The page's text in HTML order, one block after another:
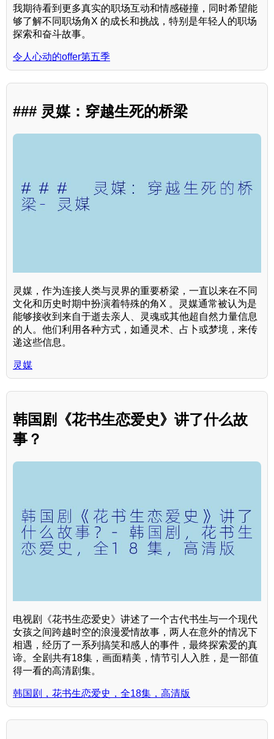
我期待看到更多真实的职场互动和情感碰撞，同时希望能
够了解不同职场角X 的成长和挑战，特别是年轻人的职场
探索和奋斗故事。
令人心动的offer第五季
### 灵媒：穿越生死的桥梁
灵媒，作为连接人类与灵界的重要桥梁，一直以来在不同
文化和历史时期中扮演着特殊的角X 。灵媒通常被认为是
能够接收到来自于逝去亲人、灵魂或其他超自然力量信息
的人。他们利用各种方式，如通灵术、占卜或梦境，来传
递这些信息。
灵媒
韩国剧《花书生恋爱史》讲了什么故
事？
电视剧《花书生恋爱史》讲述了一个古代书生与一个现代
女孩之间跨越时空的浪漫爱情故事，两人在意外的情况下
相遇，经历了一系列搞笑和感人的事件，最终探索爱的真
谛。全剧共有18集，画面精美，情节引人入胜，是一部值
得一看的高清剧集。
韩国剧，花书生恋爱史，全18集，高清版